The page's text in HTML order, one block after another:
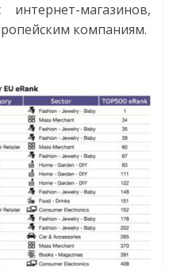
магазинов,
компаниям.